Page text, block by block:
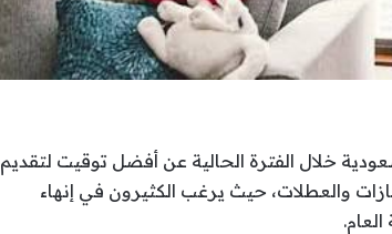
خلال الفترة الحالية عن أفضل توقيت لتقديم
والعطلات، حيث يرغب الكثيرون في إنهاء